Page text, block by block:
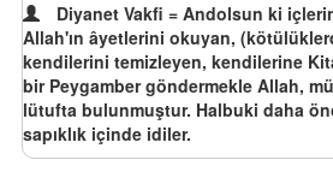
Diyanet Vakfi = Andolsun ki
Allah'ın âyetlerini okuyan,
kendilerini temizleyen, kendilerine
bir Peygamber göndermekle Allah,
lütufta bulunmuştur. Halbuki daha
sapıklık içinde idiler.